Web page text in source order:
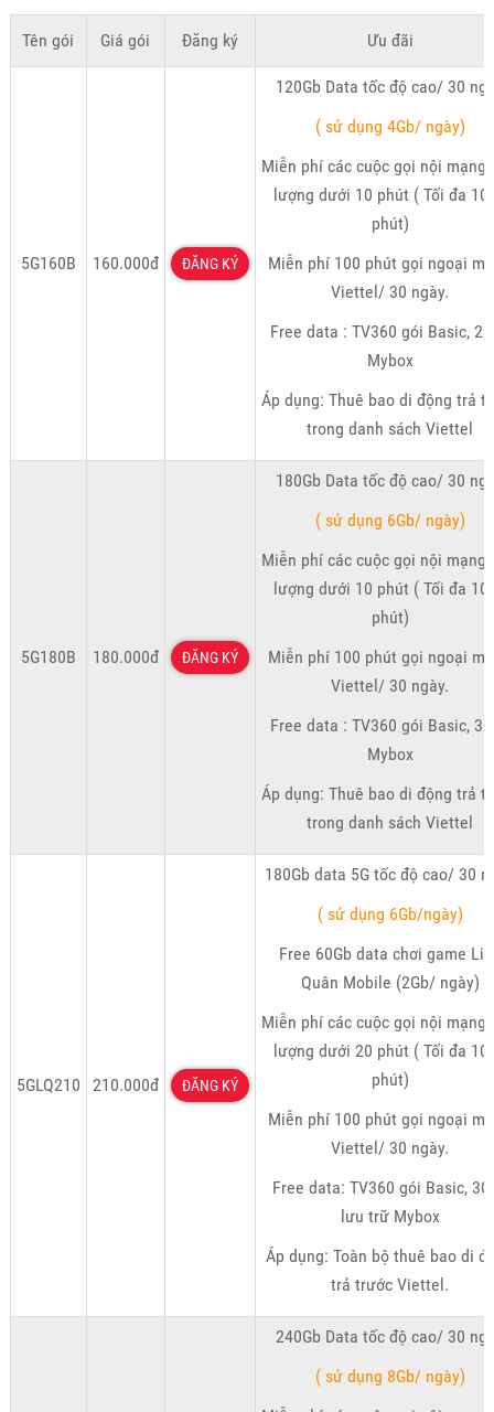
Tên gói Giá gói Đăng ký Ưu đãi
5G160B 160.000đ ĐĂNG KÝ
120Gb Data tốc độ cao/ 30
( sử dụng 4Gb/ ngày)
Miễn phí các cuộc gọi nội mạng
lượng dưới 10 phút ( Tối đa
phút)
Miễn phí 100 phút gọi ngoại
Viettel/ 30 ngày.
Free data : TV360 gói Basic,
Mybox
Áp dụng: Thuê bao di động trả
trong danh sách Viettel
5G180B 180.000đ ĐĂNG KÝ
180Gb Data tốc độ cao/ 30
( sử dụng 6Gb/ ngày)
Miễn phí các cuộc gọi nội mạng
lượng dưới 10 phút ( Tối đa
phút)
Miễn phí 100 phút gọi ngoại
Viettel/ 30 ngày.
Free data : TV360 gói Basic,
Mybox
Áp dụng: Thuê bao di động trả
trong danh sách Viettel
5GLQ210 210.000đ ĐĂNG KÝ
180Gb data 5G tốc độ cao/ 30
( sử dụng 6Gb/ngày)
Free 60Gb data chơi game
Quân Mobile (2Gb/ ngày)
Miễn phí các cuộc gọi nội mạng
lượng dưới 20 phút ( Tối đa
phút)
Miễn phí 100 phút gọi ngoại
Viettel/ 30 ngày.
Free data: TV360 gói Basic,
lưu trữ Mybox
Áp dụng: Toàn bộ thuê bao di
trả trước Viettel.
240Gb Data tốc độ cao/ 30
( sử dụng 8Gb/ ngày)